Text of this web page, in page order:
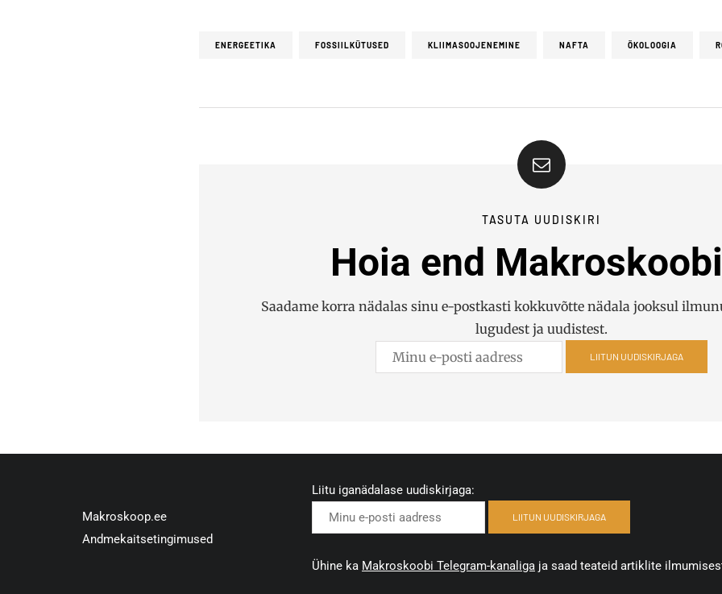
ENERGEETIKA FOSSIILKÜTUSED KLIIMASOOJENEMINE NAFTA ÖKOLOOGIA
TASUTA UUDISKIRI
Hoia end
Saadame korra nädalas sinu e-postkasti kokkuvõtte nädala jooksul
lugudest ja uudistest.
LIITUN UUDISKIRJAGA
Makroskoop.ee
Andmekaitsetingimused
Liitu iganädalase uudiskirjaga:
LIITUN UUDISKIRJAGA
Ühine ka Makroskoobi Telegram-kanaliga ja saad teateid artiklite